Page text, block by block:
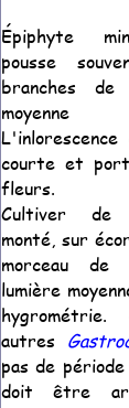
Épiphyte
pousse
branches de
moyenne
L'inlorescence
courte et
fleurs.
Cultiver de
monté, sur
morceau de
lumière
hygrométrie.
autres
pas de
doit être